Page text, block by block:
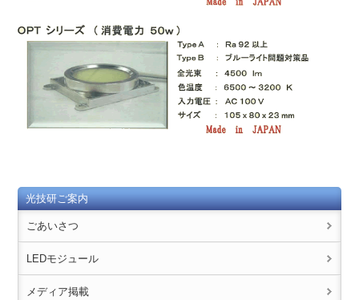
光技研ご案内
ごあいさつ
LEDモジュール
メディア掲載